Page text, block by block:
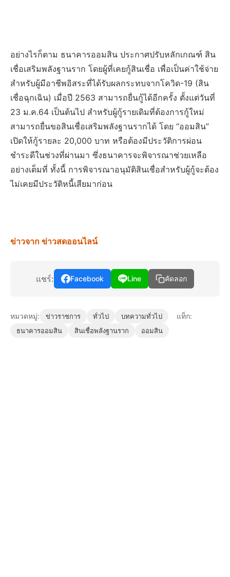
อย่างไรก็ตาม ธนาคารออมสิน ประกาศปรับหลักเกณฑ์ สิน
เชื่อเสริมพลังฐานราก โดยผู้ที่เคยกู้สินเชื่อ เพื่อเป็นค่าใช้จ่าย
สำหรับผู้มีอาชีพอิสระที่ได้รับผลกระทบจากโควิด-19 (สิน
เชื่อฉุกเฉิน) เมื่อปี 2563 สามารถยื่นกู้ได้อีกครั้ง ตั้งแต่วันที่
23 ม.ค.64 เป็นต้นไป สำหรับผู้กู้รายเดิมที่ต้องการกู้ใหม่
สามารถยื่นขอสินเชื่อเสริมพลังฐานรากได้ โดย “ออมสิน”
เปิดให้กู้รายละ 20,000 บาท หรือต้องมีประวัติการผ่อน
ชำระดีในช่วงที่ผ่านมา ซึ่งธนาคารจะพิจารณาช่วยเหลือ
อย่างเต็มที่ ทั้งนี้ การพิจารณาอนุมัติสินเชื่อสำหรับผู้กู้จะต้อง
ไม่เคยมีประวัติหนี้เสียมาก่อน
ข่าวจาก ข่าวสดออนไลน์
แชร์: Facebook Line คัดลอก
หมวดหมู่: ข่าวราชการ ทั่วไป บทความทั่วไป แท็ก:
ธนาคารออมสิน สินเชื่อพลังฐานราก ออมสิน